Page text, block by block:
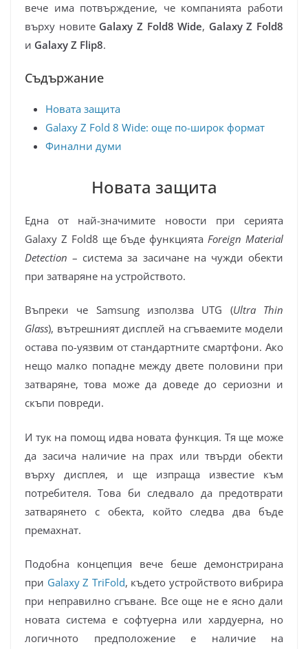
вече има потвърждение, че компанията работи
върху новите Galaxy Z Fold8 Wide, Galaxy Z Fold8
и Galaxy Z Flip8.
Съдържание
Новата защита
Galaxy Z Fold 8 Wide: още по-широк формат
Финални думи
Новата защита
Една от най-значимите новости при серията
Galaxy Z Fold8 ще бъде функцията Foreign Material
Detection – система за засичане на чужди обекти
при затваряне на устройството.
Въпреки че Samsung използва UTG (Ultra Thin
Glass), вътрешният дисплей на сгъваемите модели
остава по-уязвим от стандартните смартфони. Ако
нещо малко попадне между двете половини при
затваряне, това може да доведе до сериозни и
скъпи повреди.
И тук на помощ идва новата функция. Тя ще може
да засича наличие на прах или твърди обекти
върху дисплея, и ще изпраща известие към
потребителя. Това би следвало да предотврати
затварянето с обекта, който следва два бъде
премахнат.
Подобна концепция вече беше демонстрирана
при Galaxy Z TriFold, където устройството вибрира
при неправилно сгъване. Все още не е ясно дали
новата система е софтуерна или хардуерна, но
логичното предположение е наличие на